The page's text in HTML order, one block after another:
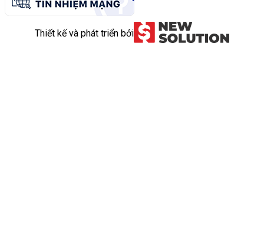
Thiết kế và phát triển bởi